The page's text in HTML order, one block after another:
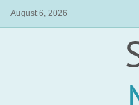
August 6, 2026